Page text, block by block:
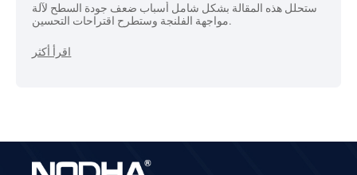
ستحلل هذه المقالة بشكل شامل أسباب ضعف جودة السطح لآلة
مواجهة الفلنجة وستطرح اقتراحات التحسين.
اقرأ أكثر